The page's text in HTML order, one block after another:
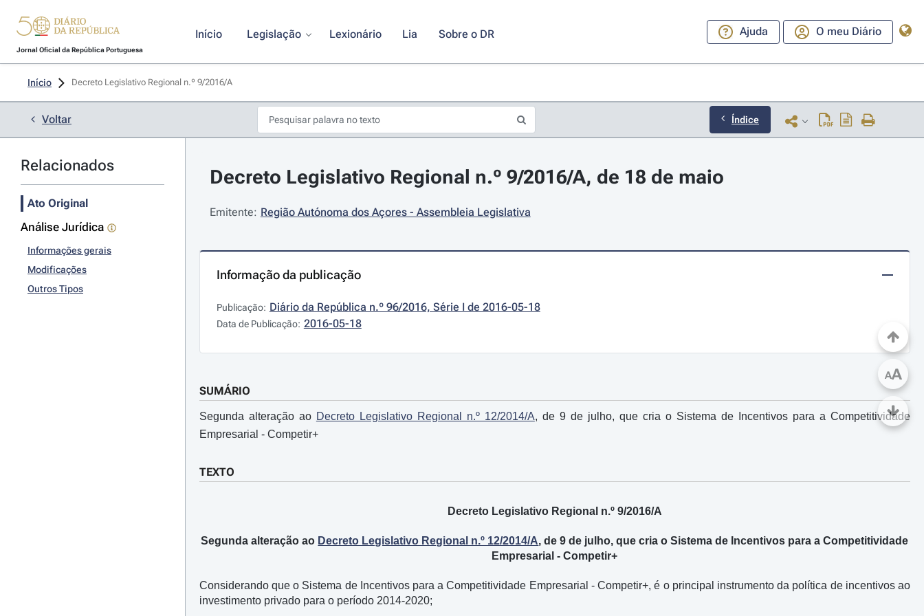
Jornal Oficial da República Portuguesa
Início Legislação Lexionário Lia Sobre o DR Ajuda O meu Diário
Início Decreto Legislativo Regional n.º 9/2016/A
Voltar Índice
Relacionados
Ato Original
Análise Jurídica
Informações gerais
Modificações
Outros Tipos
Decreto Legislativo Regional n.º 9/2016/A, de 18 de maio
Emitente: Região Autónoma dos Açores - Assembleia Legislativa
Informação da publicação
Publicação: Diário da República n.º 96/2016, Série I de 2016-05-18
Data de Publicação: 2016-05-18
SUMÁRIO
Segunda alteração ao Decreto Legislativo Regional n.º 12/2014/A, de 9 de julho, que cria o Sistema de Incentivos para a Competitividade
Empresarial - Competir+
TEXTO
Decreto Legislativo Regional n.º 9/2016/A
Segunda alteração ao Decreto Legislativo Regional n.º 12/2014/A, de 9 de julho, que cria o Sistema de Incentivos para a Competitividade
Empresarial - Competir+
Considerando que o Sistema de Incentivos para a Competitividade Empresarial - Competir+, é o principal instrumento da política de incentivos ao
investimento privado para o período 2014-2020;
AA